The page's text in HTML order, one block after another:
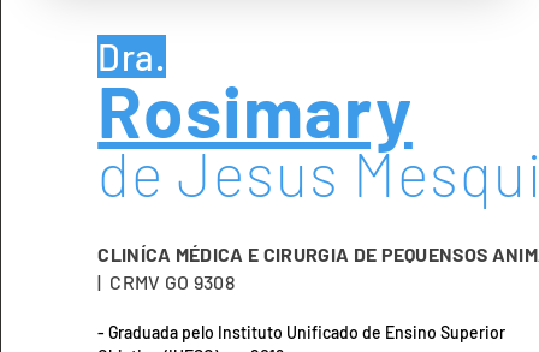
Dra.
Rosimary
de Jesus
CLINÍCA MÉDICA E CIRURGIA DE PEQUENSOS
| CRMV GO 9308
- Graduada pelo Instituto Unificado de Ensino Superior